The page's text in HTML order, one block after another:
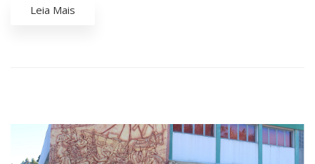
Leia Mais